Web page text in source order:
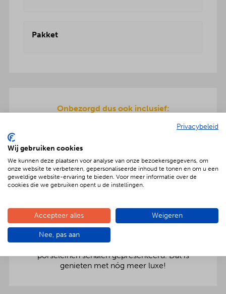
Pakket
Onbezorgd dus ook inclusief:
Een teriyaki-plaat en servies wordt meegeleverd
bezorging en ook de afwas gaat na afloop mee
terug.
Geniet met nóg meer luxe
Verras jouw gezelschap met een extra feestelijke
aankleding op tafel. Voor maar € 2,- per persoon
extra wordt het vlees en de salades in
porseleinen schalen gepresenteerd. Dat is
genieten met nóg meer luxe!
Privacybeleid
Wij gebruiken cookies
We kunnen deze plaatsen voor analyse van onze bezoekersgegevens, om
onze website te verbeteren, gepersonaliseerde inhoud te tonen en om u een
geweldige website-ervaring te bieden. Voor meer informatie over de
cookies die we gebruiken opent u de instellingen.
Accepteer alles Weigeren
Nee, pas aan